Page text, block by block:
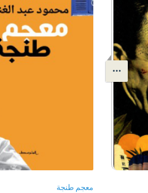
معجم طنجة